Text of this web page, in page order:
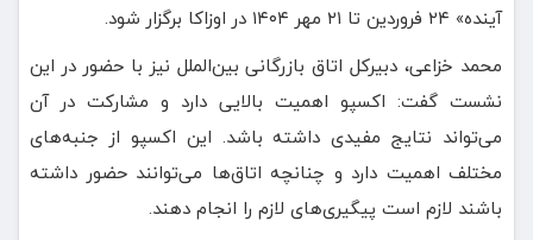
آینده» ۲۴ فروردین تا ۲۱ مهر ۱۴۰۴ در اوزاکا برگزار شود.
محمد خزاعی، دبیرکل اتاق بازرگانی بین‌الملل نیز با حضور در این
نشست گفت: اکسپو اهمیت بالایی دارد و مشارکت در آن
می‌تواند نتایج مفیدی داشته باشد. این اکسپو از جنبه‌های
مختلف اهمیت دارد و چنانچه اتاق‌ها می‌توانند حضور داشته
باشند لازم است پیگیری‌های لازم را انجام دهند.